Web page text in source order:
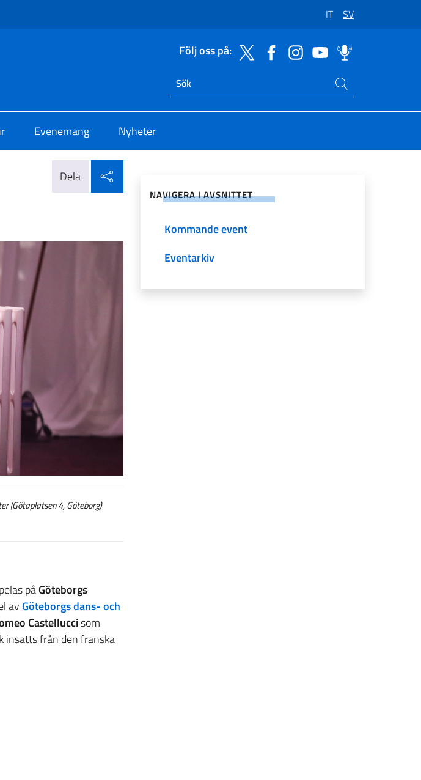
IT SV
Följ oss på:
Ricerca sito live
Sök på sajten
Evenemang Nyheter
Dela
(Götaplatsen 4, Göteborg)
påGöteborgs
av Göteborgs dans- och
Castelluccisom
insatts från den franska
NAVIGERA I AVSNITTET
Kommande event
Eventarkiv